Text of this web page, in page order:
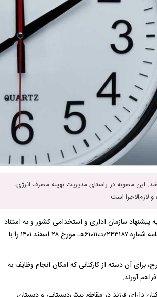
این مصوبه در راستای مدیریت بهینه مصرف انرژی،
لازم‌الاجرا است.
وزیران در جلسه مورخ ۱۷ اردیبهشت ۱۴۰۴ به پیشنهاد سازمان اداری و استخدامی کشور و به استناد
اصل ۱۳۸ قانون اساسی و در چارچوب قانون نسخ تغییر ساعت رسمی کشور، تصویب‌نامه شماره ۲۴۳۱۸۷/ت۶۱۰۱۱هـ مورخ ۲۸ اسفند ۱۴۰۱ را با
آن دسته از کارکنانی که امکان انجام وظایف به